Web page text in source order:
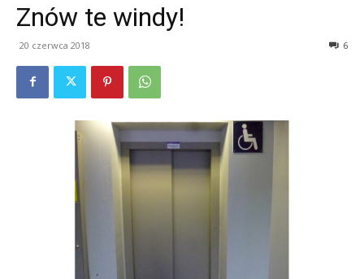
Znów te windy!
20 czerwca 2018 6